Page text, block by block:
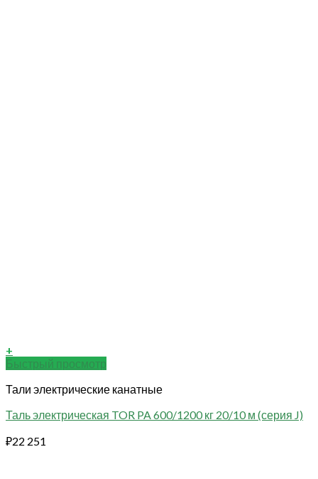
+
Быстрый просмотр
Тали электрические канатные
Таль электрическая TOR PA 600/1200 кг 20/10 м (серия J)
₽22 251